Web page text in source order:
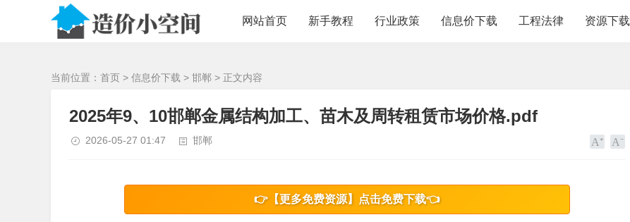
网站首页
新手教程 行业政策 信息价下载 工程法律 资源下载
当前位置： 首页 > 信息价下载 > 邯郸 > 正文内容
2025年9、10邯郸金属结构加工、苗木及周转租赁市场价格.pdf
2026-05-27 01:47 邯郸
👉【更多免费资源】点击免费下载👈